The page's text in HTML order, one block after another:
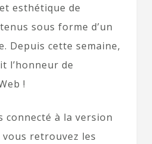
esthétique de
sous forme d’un
Depuis cette semaine,
l’honneur de
!
connecté à la version
retrouvez les